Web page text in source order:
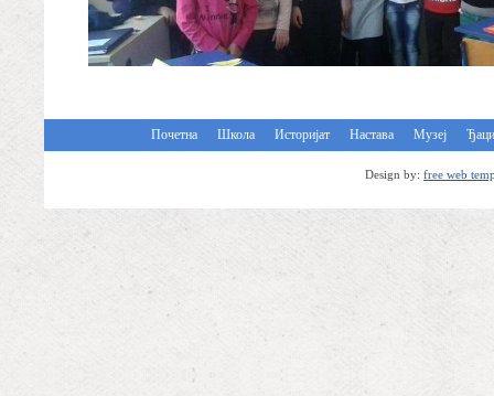
Почетна Школа Историјат Настава Музеј Ђаци
Design by: free web